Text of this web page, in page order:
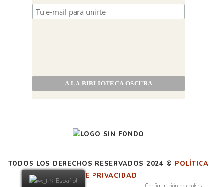
TODOS LOS DERECHOS RESERVADOS 2024 © POLÍTICA
DE PRIVACIDAD
Español